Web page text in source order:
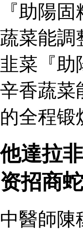
『助陽
蔬菜能調
韭菜『助
辛香蔬菜
的全程锻
他達拉
资招商
中醫師陳